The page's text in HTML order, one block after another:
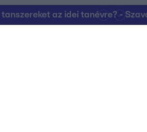
az idei tanévre? -